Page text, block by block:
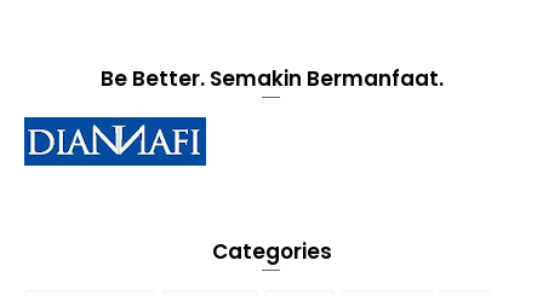
Be Better. Semakin Bermanfaat.
Categories